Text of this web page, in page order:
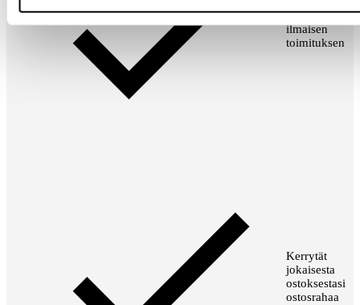
Saat aina
ilmaisen
toimituksen
Kerrytät
jokaisesta
ostoksestasi
ostosrahaa